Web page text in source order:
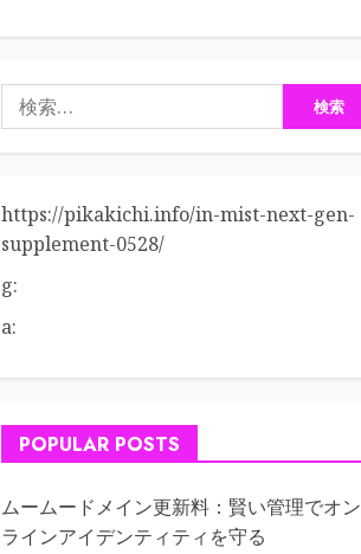
検
索:
https://pikakichi.info/in-mist-next-gen-
supplement-0528/
g:
a:
POPULAR POSTS
ムームードメイン更新料：賢い管理でオン
ラインアイデンティティを守る